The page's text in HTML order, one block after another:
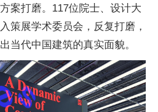
案打磨。117位院士、设计大
策展学术委员会，反复打磨，
当代中国建筑的真实面貌。